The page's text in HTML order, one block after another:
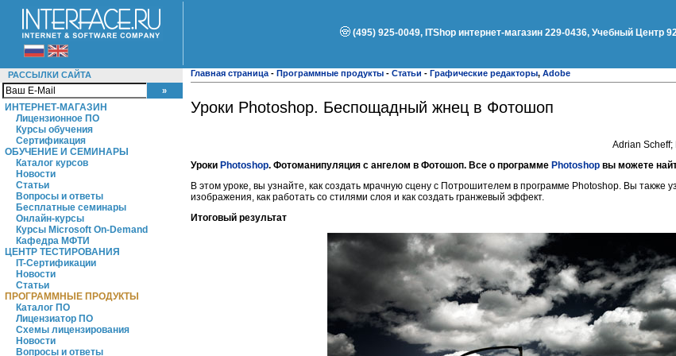
(495) 925-0049, ITShop интернет-магазин 229-0436, Учебный Центр
РАССЫЛКИ САЙТА
ИНТЕРНЕТ-МАГАЗИН
Лицензионное ПО
Курсы обучения
Сертификация
ОБУЧЕНИЕ И СЕМИНАРЫ
Каталог курсов
Новости
Статьи
Вопросы и ответы
Бесплатные семинары
Онлайн-курсы
Курсы Microsoft On-Demand
Кафедра МФТИ
ЦЕНТР ТЕСТИРОВАНИЯ
IT-Сертификации
Новости
Статьи
ПРОГРАММНЫЕ ПРОДУКТЫ
Каталог ПО
Лицензиатор ПО
Схемы лицензирования
Новости
Вопросы и ответы
Главная страница - Программные продукты - Статьи - Графические редакторы, Adobe
Уроки Photoshop. Беспощадный жнец в Фотошоп
Adrian
Уроки Photoshop. Фотоманипуляция с ангелом в Фотошоп. Все о программе Photoshop вы можете
В этом уроке, вы узнайте, как создать мрачную сцену с Потрошителем в программе Photoshop. Вы также
изображения, как работать со стилями слоя и как создать гранжевый эффект.
Итоговый результат